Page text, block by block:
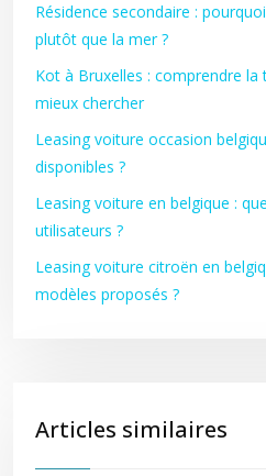
Résidence secondaire :
plutôt que la mer ?
Kot à Bruxelles : comprendre
mieux chercher
Leasing voiture occasion
disponibles ?
Leasing voiture en belgique :
utilisateurs ?
Leasing voiture citroën en
modèles proposés ?
Articles similaires